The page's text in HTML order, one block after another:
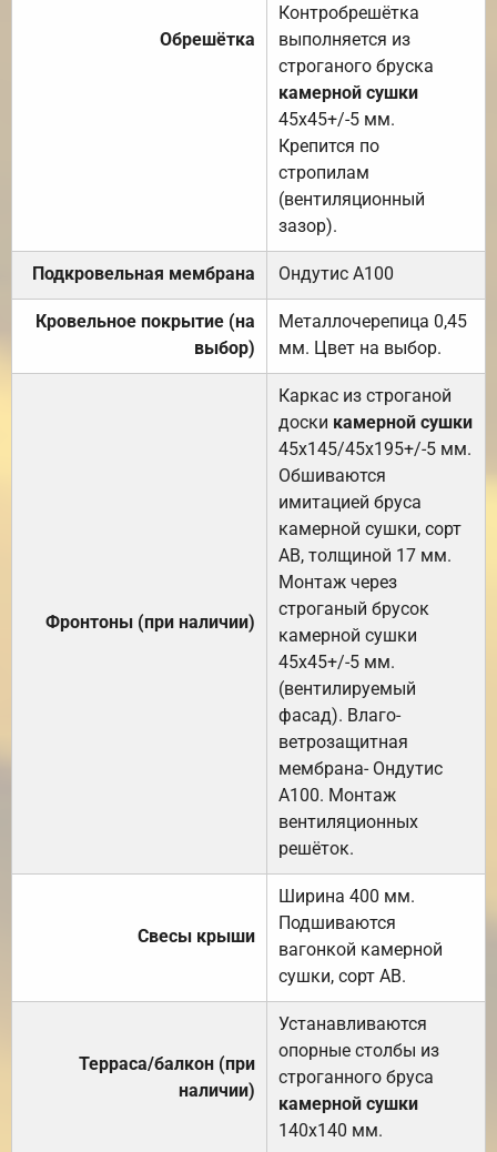
Обрешётка
Контробрешётка
выполняется из
строганого бруска
камерной сушки
45х45+/-5 мм.
Крепится по
стропилам
(вентиляционный
зазор).
Подкровельная мембрана Ондутис А100
Кровельное покрытие (на
выбор)
Металлочерепица 0,45
мм. Цвет на выбор.
Фронтоны (при наличии)
Каркас из строганой
доски камерной сушки
45х145/45х195+/-5 мм.
Обшиваются
имитацией бруса
камерной сушки, сорт
АВ, толщиной 17 мм.
Монтаж через
строганый брусок
камерной сушки
45х45+/-5 мм.
(вентилируемый
фасад). Влаго-
ветрозащитная
мембрана- Ондутис
А100. Монтаж
вентиляционных
решёток.
Свесы крыши
Ширина 400 мм.
Подшиваются
вагонкой камерной
сушки, сорт АВ.
Терраса/балкон (при
наличии)
Устанавливаются
опорные столбы из
строганного бруса
камерной сушки
140х140 мм.